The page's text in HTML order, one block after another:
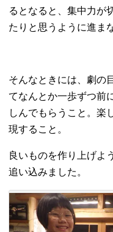
るとなると、集中力が
たりと思うように進ま
そんなときには、劇の
てなんとか一歩ずつ前
しんでもらうこと。楽
現すること。
良いものを作り上げよ
追い込みました。